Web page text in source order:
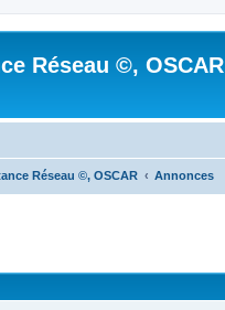
Réseau ©, OSCAR
Réseau ©, OSCAR Annonces